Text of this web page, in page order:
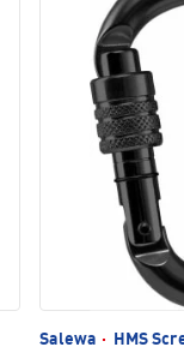
Salewa ·
HMS